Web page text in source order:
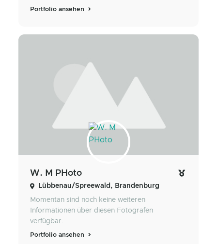
Portfolio ansehen
W. M PHoto
Lübbenau/Spreewald, Brandenburg
Momentan sind noch keine weiteren
Informationen über diesen Fotografen
verfügbar.
Portfolio ansehen